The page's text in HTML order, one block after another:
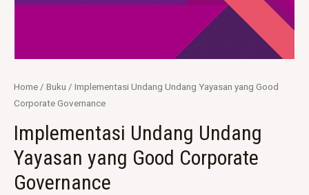
Home / Buku / Implementasi Undang Undang Yayasan yang Good
Corporate Governance
Implementasi Undang Undang
Yayasan yang Good Corporate
Governance